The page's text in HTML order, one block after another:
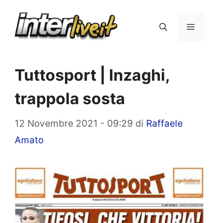
Menu
Tuttosport | Inzaghi,
trappola sosta
12 Novembre 2021 - 09:29 di Raffaele
Amato